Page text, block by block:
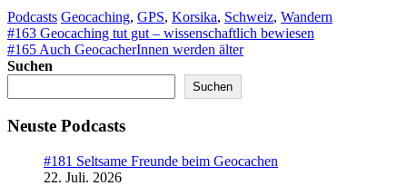
Podcasts Geocaching, GPS, Korsika, Schweiz, Wandern
Beitragsnavigation
#163 Geocaching tut gut – wissenschaftlich bewiesen
#165 Auch GeocacherInnen werden älter
Suchen
Suchen
Neuste Podcasts
#181 Seltsame Freunde beim Geocachen
22. Juli. 2026